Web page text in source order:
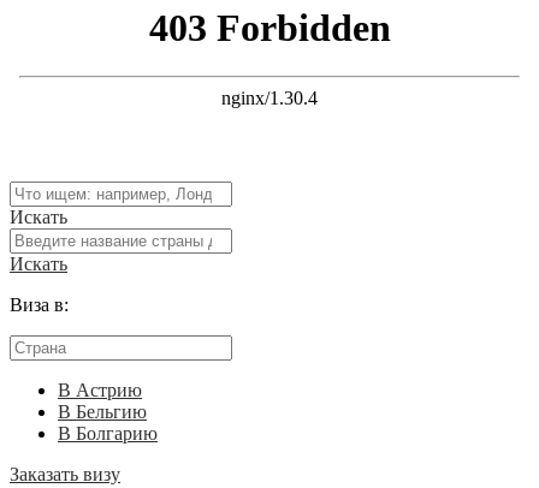
Искать
Искать
Виза в:
В Астрию
В Бельгию
В Болгарию
Заказать визу